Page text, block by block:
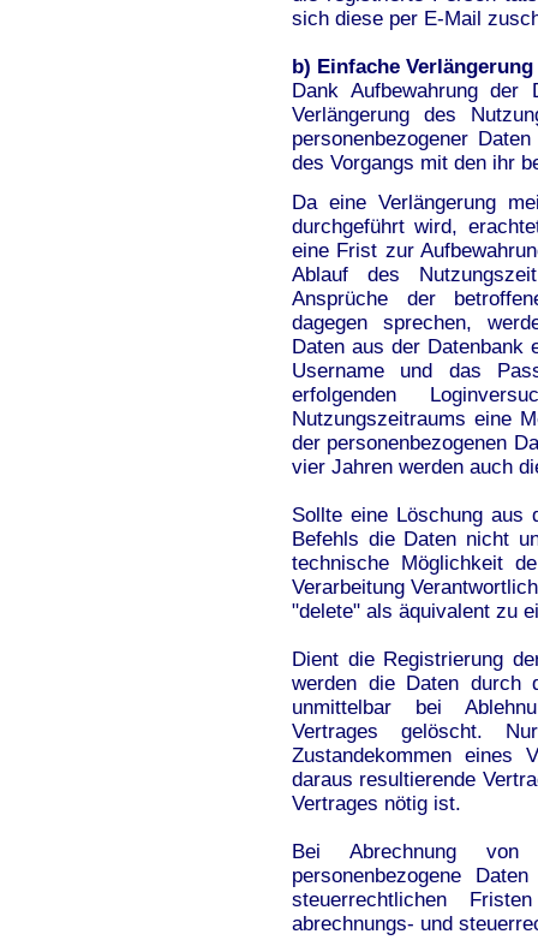
sich diese per E-Mail
b) Einfache Verlängerung
Dank Aufbewahrung
Verlängerung des
personenbezogener
des Vorgangs mit den ihr
Da eine Verlängerung
durchgeführt wird,
eine Frist zur
Ablauf des
Ansprüche der
dagegen sprechen,
Daten aus der Datenbank
Username und das
erfolgenden
Nutzungszeitraums eine
der personenbezogenen
vier Jahren werden auch
Sollte eine Löschung aus
Befehls die Daten nicht
technische Möglichkeit
Verarbeitung
"delete" als äquivalent zu
Dient die Registrierung
werden die Daten durch
unmittelbar bei
Vertrages gelöscht.
Zustandekommen eines
daraus resultierende
Vertrages nötig ist.
Bei Abrechnung von
personenbezogene
steuerrechtlichen
abrechnungs- und